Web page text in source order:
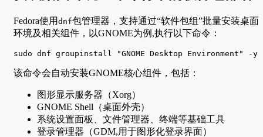
Fedora使用 dnf包管理器，支持通过“软件包组”批量安装桌面
环境及相关组件，以GNOME为例,执行以下命令：
sudo dnf groupinstall "GNOME Desktop Environment" -y
该命令会自动安装GNOME核心组件，包括：
图形显示服务器（Xorg）
GNOME Shell（桌面外壳）
系统设置面板、文件管理器、终端等基础工具
登录管理器（GDM,用于图形化登录界面）